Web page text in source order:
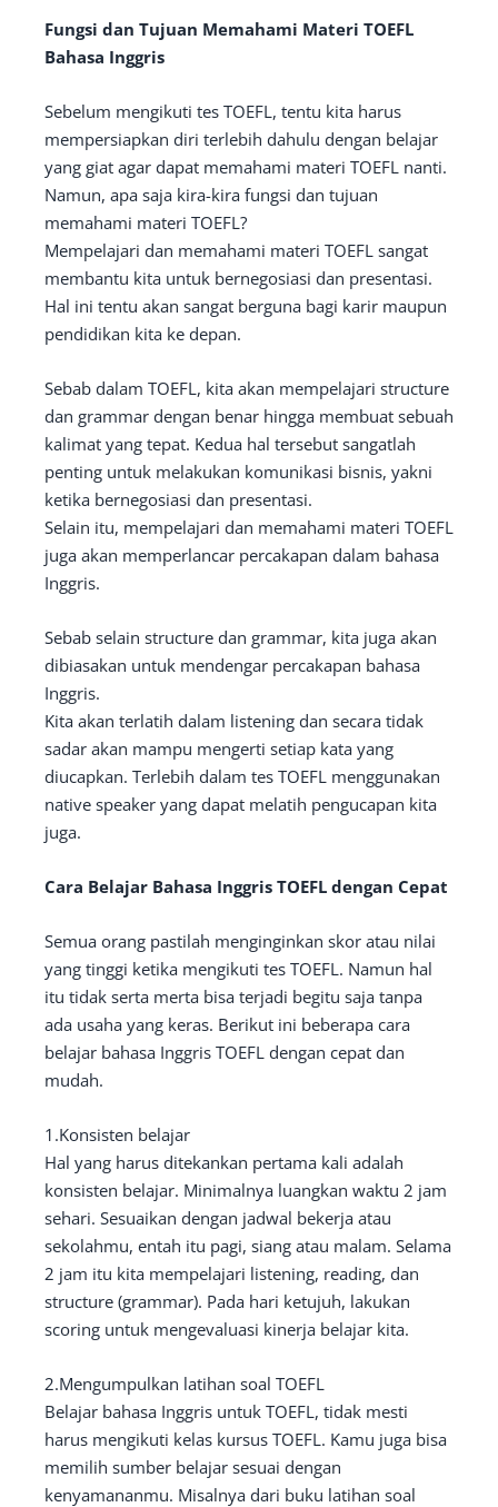
Fungsi dan Tujuan Memahami Materi TOEFL
Bahasa Inggris
Sebelum mengikuti tes TOEFL, tentu kita harus
mempersiapkan diri terlebih dahulu dengan belajar
yang giat agar dapat memahami materi TOEFL nanti.
Namun, apa saja kira-kira fungsi dan tujuan
memahami materi TOEFL?
Mempelajari dan memahami materi TOEFL sangat
membantu kita untuk bernegosiasi dan presentasi.
Hal ini tentu akan sangat berguna bagi karir maupun
pendidikan kita ke depan.
Sebab dalam TOEFL, kita akan mempelajari structure
dan grammar dengan benar hingga membuat sebuah
kalimat yang tepat. Kedua hal tersebut sangatlah
penting untuk melakukan komunikasi bisnis, yakni
ketika bernegosiasi dan presentasi.
Selain itu, mempelajari dan memahami materi TOEFL
juga akan memperlancar percakapan dalam bahasa
Inggris.
Sebab selain structure dan grammar, kita juga akan
dibiasakan untuk mendengar percakapan bahasa
Inggris.
Kita akan terlatih dalam listening dan secara tidak
sadar akan mampu mengerti setiap kata yang
diucapkan. Terlebih dalam tes TOEFL menggunakan
native speaker yang dapat melatih pengucapan kita
juga.
Cara Belajar Bahasa Inggris TOEFL dengan Cepat
Semua orang pastilah menginginkan skor atau nilai
yang tinggi ketika mengikuti tes TOEFL. Namun hal
itu tidak serta merta bisa terjadi begitu saja tanpa
ada usaha yang keras. Berikut ini beberapa cara
belajar bahasa Inggris TOEFL dengan cepat dan
mudah.
1.Konsisten belajar
Hal yang harus ditekankan pertama kali adalah
konsisten belajar. Minimalnya luangkan waktu 2 jam
sehari. Sesuaikan dengan jadwal bekerja atau
sekolahmu, entah itu pagi, siang atau malam. Selama
2 jam itu kita mempelajari listening, reading, dan
structure (grammar). Pada hari ketujuh, lakukan
scoring untuk mengevaluasi kinerja belajar kita.
2.Mengumpulkan latihan soal TOEFL
Belajar bahasa Inggris untuk TOEFL, tidak mesti
harus mengikuti kelas kursus TOEFL. Kamu juga bisa
memilih sumber belajar sesuai dengan
kenyamananmu. Misalnya dari buku latihan soal